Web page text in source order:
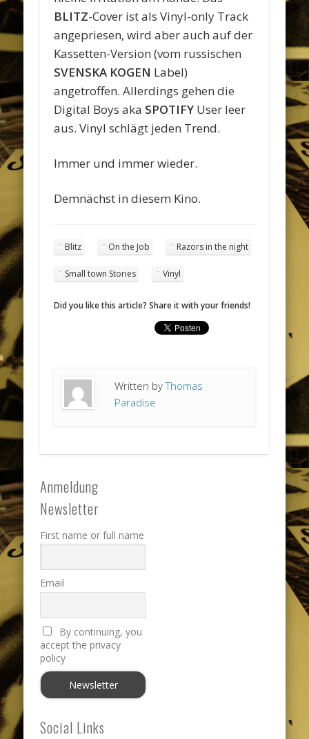
BLITZ-Cover ist als Vinyl-only Track
angepriesen, wird aber auch auf der
Kassetten-Version (vom russischen
SVENSKA KOGEN Label)
angetroffen. Allerdings gehen die
Digital Boys aka SPOTIFY User leer
aus. Vinyl schlägt jeden Trend.
Immer und immer wieder.
Demnächst in diesem Kino.
Blitz On the Job Razors in the night
Small town Stories Vinyl
Did you like this article? Share it with your friends!
Written byThomas
Paradise
Anmeldung
Newsletter
First name or full name
Email
By continuing, you
accept the privacy
policy
Social Links